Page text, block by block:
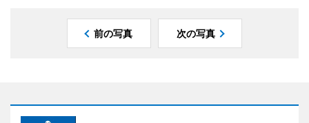
前の写真 次の写真